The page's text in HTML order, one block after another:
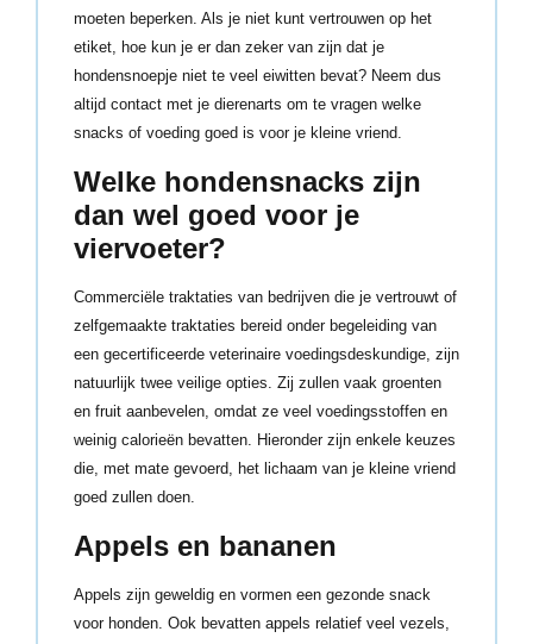
moeten beperken. Als je niet kunt vertrouwen op het
etiket, hoe kun je er dan zeker van zijn dat je
hondensnoepje niet te veel eiwitten bevat? Neem dus
altijd contact met je dierenarts om te vragen welke
snacks of voeding goed is voor je kleine vriend.
Welke hondensnacks zijn
dan wel goed voor je
viervoeter?
Commerciële traktaties van bedrijven die je vertrouwt of
zelfgemaakte traktaties bereid onder begeleiding van
een gecertificeerde veterinaire voedingsdeskundige, zijn
natuurlijk twee veilige opties. Zij zullen vaak groenten
en fruit aanbevelen, omdat ze veel voedingsstoffen en
weinig calorieën bevatten. Hieronder zijn enkele keuzes
die, met mate gevoerd, het lichaam van je kleine vriend
goed zullen doen.
Appels en bananen
Appels zijn geweldig en vormen een gezonde snack
voor honden. Ook bevatten appels relatief veel vezels,